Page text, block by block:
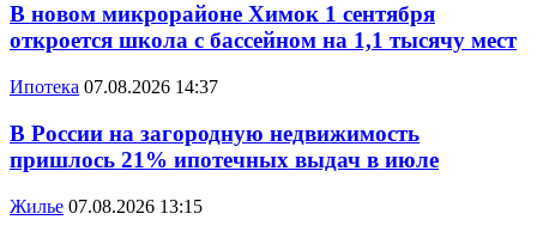
В новом микрорайоне Химок 1 сентября
откроется школа с бассейном на 1,1 тысячу мест
Ипотека 07.08.2026 14:37
В России на загородную недвижимость
пришлось 21% ипотечных выдач в июле
Жилье 07.08.2026 13:15